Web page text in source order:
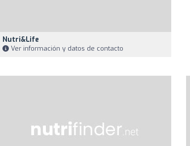
Nutri&Life
Ver información y datos de contacto